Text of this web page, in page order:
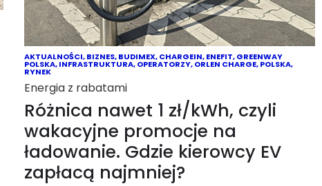
AKTUALNOŚCI,BIZNES,BUDIMEX,CHARGEIN,ENEFIT,GREENWAY
POLSKA,INFRASTRUKTURA,OPERATORZY,ORLEN CHARGE,POLSKA,
RYNEK
Energia z rabatami
Różnica nawet 1 zł/kWh, czyli
wakacyjne promocje na
ładowanie. Gdzie kierowcy EV
zapłacą najmniej?